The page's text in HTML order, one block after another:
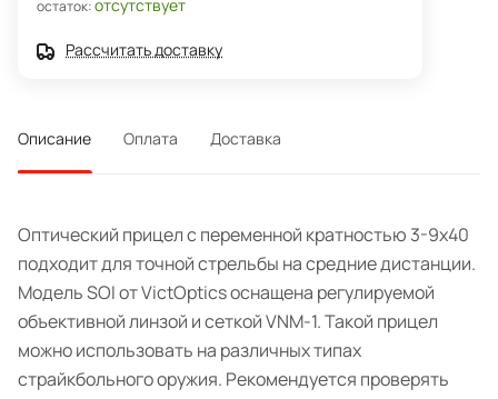
остаток:отсутствует
Рассчитать доставку
Описание Оплата Доставка
Оптический прицел с переменной кратностью 3-9x40
подходит для точной стрельбы на средние дистанции.
Модель SOI от VictOptics оснащена регулируемой
объективной линзой и сеткой VNM-1. Такой прицел
можно использовать на различных типах
страйкбольного оружия. Рекомендуется проверять